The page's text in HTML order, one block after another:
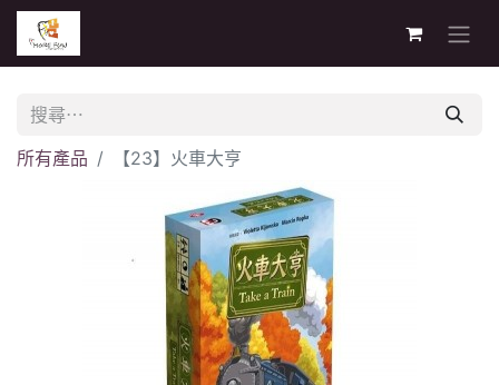
所有產品 【23】火車大亨